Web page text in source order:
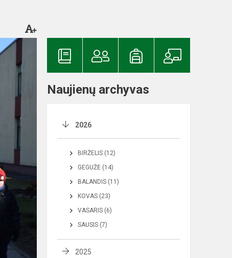
Naujienų archyvas
2026
BIRŽELIS (12)
GEGUŽĖ (14)
BALANDIS (11)
KOVAS (23)
VASARIS (6)
SAUSIS (7)
2025